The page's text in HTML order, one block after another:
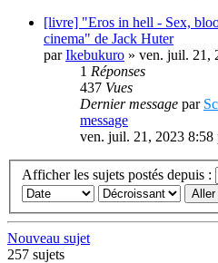
[livre] "Eros in hell - Sex,
cinema" de Jack Huter
parIkebukuro » ven. juil. 21,
1 Réponses
437 Vues
Dernier message par
message
ven. juil. 21, 2023 8:58
Afficher les sujets postés depuis :
Nouveau sujet
257 sujets